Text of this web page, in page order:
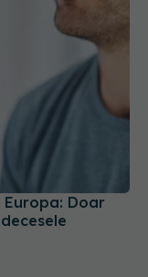
Europa: Doar